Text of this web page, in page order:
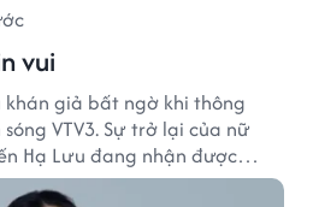
vui
khán giả bất ngờ khi thông
VTV3. Sự trở lại của nữ
Hạ Lưu đang nhận được